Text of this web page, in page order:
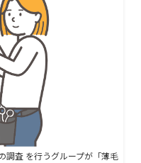
調査 を行うグループが「薄毛